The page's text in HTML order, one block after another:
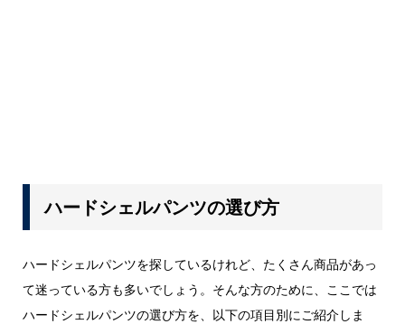
ハードシェルパンツの選び方
ハードシェルパンツを探しているけれど、たくさん商品があっ
て迷っている方も多いでしょう。そんな方のために、ここでは
ハードシェルパンツの選び方を、以下の項目別にご紹介しま